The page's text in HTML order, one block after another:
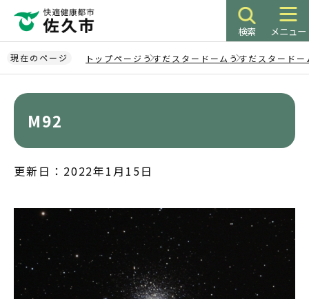
ペ
ー
ジ
検索 メニュー
現在のページ トップページ うすだスタードーム うすだスタード
M92
更新日：2022年1月15日